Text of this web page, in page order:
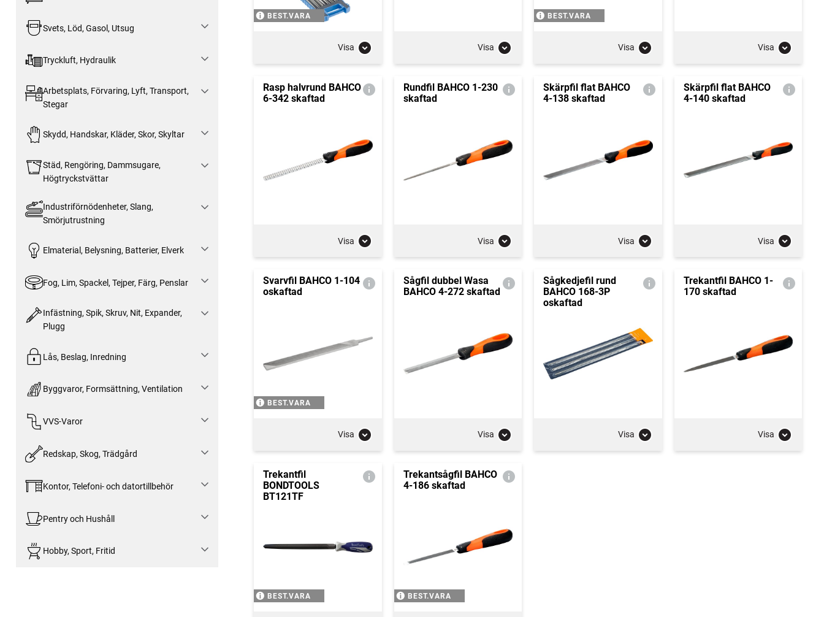
Svets, Löd, Gasol, Utsug
Tryckluft, Hydraulik
Arbetsplats, Förvaring, Lyft, Transport,
Stegar
Skydd, Handskar, Kläder, Skor, Skyltar
Städ, Rengöring, Dammsugare,
Högtryckstvättar
Industriförnödenheter, Slang,
Smörjutrustning
Elmaterial, Belysning, Batterier, Elverk
Fog, Lim, Spackel, Tejper, Färg, Penslar
Infästning, Spik, Skruv, Nit, Expander,
Plugg
Lås, Beslag, Inredning
Byggvaror, Formsättning, Ventilation
VVS-Varor
Redskap, Skog, Trädgård
Kontor, Telefoni- och datortillbehör
Pentry och Hushåll
Hobby, Sport, Fritid
BEST.VARA
Visa Visa
BEST.VARA
Visa Visa
Rasp halvrund BAHCO
6-342 skaftad
Visa
Rundfil BAHCO 1-230
skaftad
Visa
Skärpfil flat BAHCO
4-138 skaftad
Visa
Skärpfil flat BAHCO
4-140 skaftad
Visa
Svarvfil BAHCO 1-104
oskaftad
BEST.VARA
Visa
Sågfil dubbel Wasa
BAHCO 4-272 skaftad
Visa
Sågkedjefil rund
BAHCO 168-3P
oskaftad
Visa
Trekantfil BAHCO 1-
170 skaftad
Visa
Trekantfil
BONDTOOLS
BT121TF
BEST.VARA
Trekantsågfil BAHCO
4-186 skaftad
BEST.VARA